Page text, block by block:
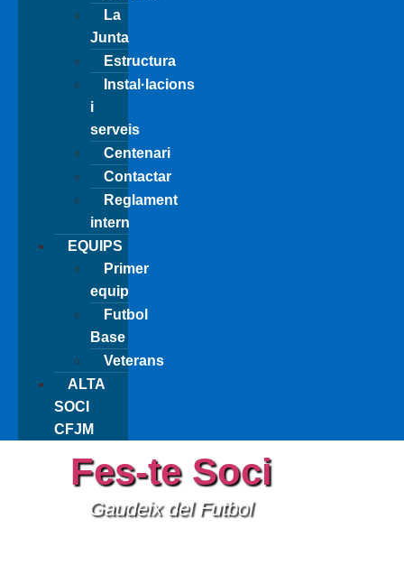
La
Junta
Estructura
Instal·lacions
i
serveis
Centenari
Contactar
Reglament
intern
EQUIPS
Primer
equip
Futbol
Base
Veterans
ALTA
SOCI
CFJM
Fes-te Soci
Gaudeix del Futbol